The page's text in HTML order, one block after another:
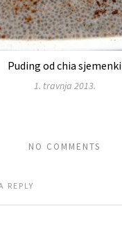
Puding od chia sjemenki
1. travnja 2013.
NO COMMENTS
REPLY